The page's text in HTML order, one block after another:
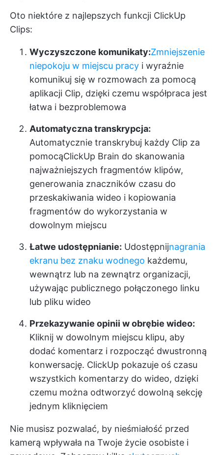
Oto niektóre z najlepszych funkcji ClickUp
Clips:
Wyczyszczone komunikaty:Zmniejszenie
niepokoju w miejscu pracy i wyraźnie
komunikuj się w rozmowach za pomocą
aplikacji Clip, dzięki czemu współpraca jest
łatwa i bezproblemowa
Automatyczna transkrypcja:
Automatycznie transkrybuj każdy Clip za
pomocąClickUp Brain do skanowania
najważniejszych fragmentów klipów,
generowania znaczników czasu do
przeskakiwania wideo i kopiowania
fragmentów do wykorzystania w
dowolnym miejscu
Łatwe udostępnianie: Udostępnijnagrania
ekranu bez znaku wodnego każdemu,
wewnątrz lub na zewnątrz organizacji,
używając publicznego połączonego linku
lub pliku wideo
Przekazywanie opinii w obrębie wideo:
Kliknij w dowolnym miejscu klipu, aby
dodać komentarz i rozpocząć dwustronną
konwersację. ClickUp pokazuje oś czasu
wszystkich komentarzy do wideo, dzięki
czemu można odtworzyć dowolną sekcję
jednym kliknięciem
Nie musisz pozwalać, by nieśmiałość przed
kamerą wpływała na Twoje życie osobiste i